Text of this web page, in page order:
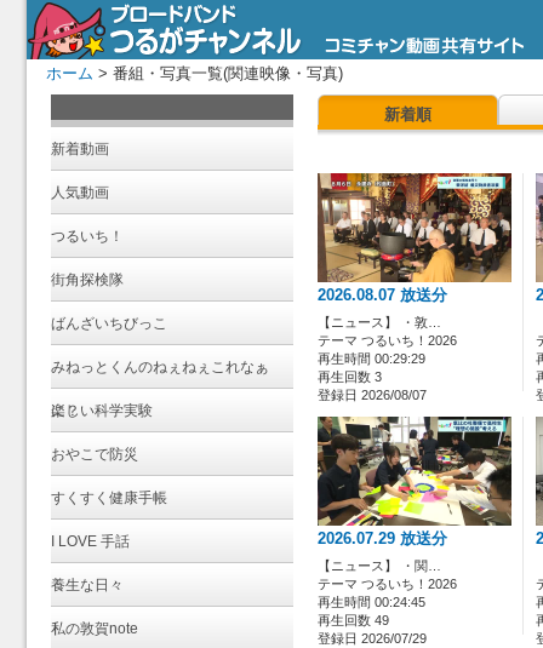
ホーム > 番組・写真一覧(関連映像・写真)
新着動画
人気動画
つるいち！
街角探検隊
ばんざいちびっこ
みねっとくんのねぇねぇこれなぁ
に？
楽しい科学実験
おやこで防災
すくすく健康手帳
I LOVE 手話
養生な日々
私の敦賀note
新着順
2026.08.07 放送分
【ニュース】 ・敦…
テーマ つるいち！2026
再生時間 00:29:29
再生回数 3
登録日 2026/08/07
2026.07.29 放送分
【ニュース】 ・関…
テーマ つるいち！2026
再生時間 00:24:45
再生回数 49
登録日 2026/07/29